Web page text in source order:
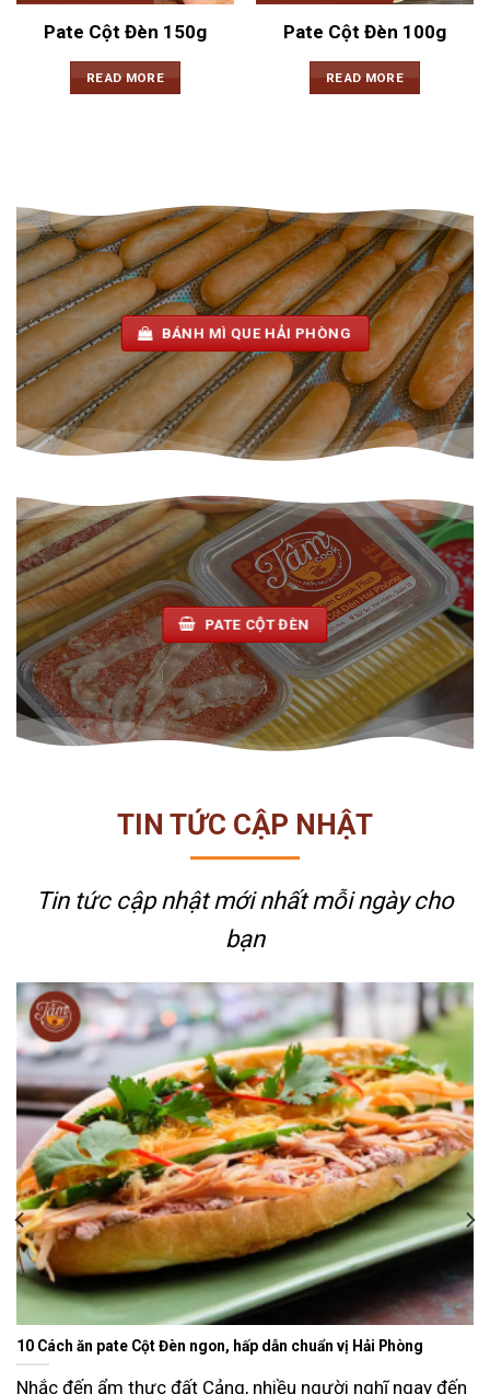
Pate Cột Đèn 150g
READ MORE
Pate Cột Đèn 100g
READ MORE
BÁNH MÌ QUE HẢI PHÒNG
PATE CỘT ĐÈN
TIN TỨC CẬP NHẬT
Tin tức cập nhật mới nhấtmỗi ngày cho
bạn
Ăn gì ngày Tết sao cho đỡ ngán và lạ miệng? Gợi ý 15 món ngon
dễ làm tại nhà